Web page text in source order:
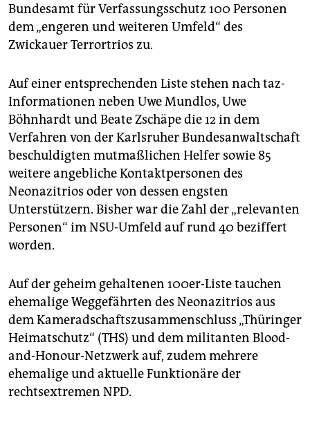
epaper login
Bundesamt für Verfassungsschutz 100 Personen
dem „engeren und weiteren Umfeld“ des
Zwickauer Terrortrios zu.
Auf einer entsprechenden Liste stehen nach taz-
Informationen neben Uwe Mundlos, Uwe
Böhnhardt und Beate Zschäpe die 12 in dem
Verfahren von der Karlsruher Bundesanwaltschaft
beschuldigten mutmaßlichen Helfer sowie 85
weitere angebliche Kontaktpersonen des
Neonazitrios oder von dessen engsten
Unterstützern. Bisher war die Zahl der „relevanten
Personen“ im NSU-Umfeld auf rund 40 beziffert
worden.
Auf der geheim gehaltenen 100er-Liste tauchen
ehemalige Weggefährten des Neonazitrios aus
dem Kameradschaftszusammenschluss „Thüringer
Heimatschutz“ (THS) und dem militanten Blood-
and-Honour-Netzwerk auf, zudem mehrere
ehemalige und aktuelle Funktionäre der
rechtsextremen NPD.